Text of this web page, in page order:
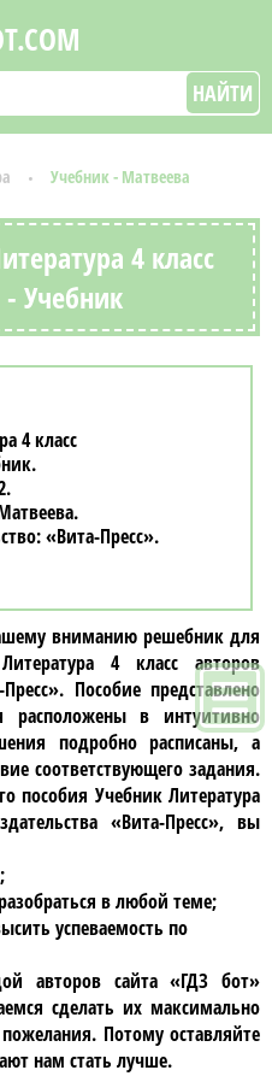
НАЙТИ
Учебник - Матвеева
4 класс
Учебник
4 класс
«Вита-Пресс»
вниманию решебник для
4 класc авторов
. Пособие представлено
в интуитивно
подробно расписаны, а
соответствующего задания.
пособия Учебник Литература
«Вита-Пресс», вы
в любой теме;
успеваемость по
авторов сайта «ГДЗ бот»
сделать их максимально
Потому оставляйте
нам стать лучше.